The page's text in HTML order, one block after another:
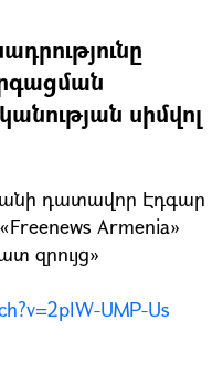
սիմվոլ
դատավոր Էդգար
Armenia»
զրույց»
UMP-Us